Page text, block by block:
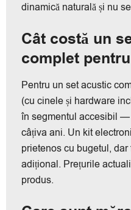
dinamică naturală și nu
Cât costă un
complet
Pentru un set acustic
(cu cinele și hardware
în segmentul accesibil —
câțiva ani. Un kit
prietenos cu bugetul,
adițional. Prețurile
produs.